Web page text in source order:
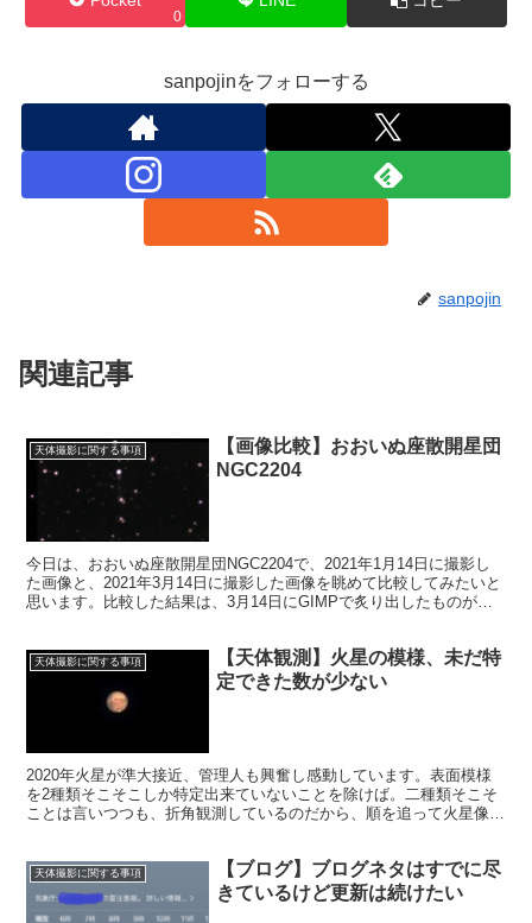
0
sanpojinをフォローする
sanpojin
関連記事
天体撮影に関する事項
【画像比較】おおいぬ座散開星団
NGC2204
今日は、おおいぬ座散開星団NGC2204で、2021年1月14日に撮影し
た画像と、2021年3月14日に撮影した画像を眺めて比較してみたいと
思います。比較した結果は、3月14日にGIMPで炙り出したものが、
天体撮影に関する事項
【天体観測】火星の模様、未だ特
定できた数が少ない
2020年火星が準大接近、管理人も興奮し感動しています。表面模様
を2種類そこそこしか特定出来ていないことを除けば。二種類そこそ
ことは言いつつも、折角観測しているのだから、順を追って火星像を
天体撮影に関する事項
【ブログ】ブログネタはすでに尽
きているけど更新は続けたい